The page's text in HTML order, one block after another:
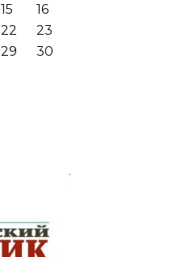
15
16
22
23
29
30